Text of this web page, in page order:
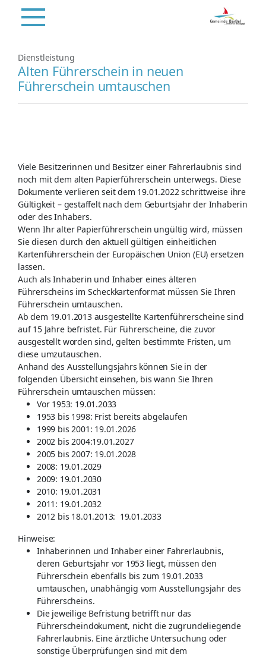
Dienstleistung
Alten Führerschein in neuen
Führerschein umtauschen
Viele Besitzerinnen und Besitzer einer Fahrerlaubnis sind
noch mit dem alten Papierführerschein unterwegs. Diese
Dokumente verlieren seit dem 19.01.2022 schrittweise ihre
Gültigkeit – gestaffelt nach dem Geburtsjahr der Inhaberin
oder des Inhabers.
Wenn Ihr alter Papierführerschein ungültig wird, müssen
Sie diesen durch den aktuell gültigen einheitlichen
Kartenführerschein der Europäischen Union (EU) ersetzen
lassen.
Auch als Inhaberin und Inhaber eines älteren
Führerscheins im Scheckkartenformat müssen Sie Ihren
Führerschein umtauschen.
Ab dem 19.01.2013 ausgestellte Kartenführerscheine sind
auf 15 Jahre befristet. Für Führerscheine, die zuvor
ausgestellt worden sind, gelten bestimmte Fristen, um
diese umzutauschen.
Anhand des Ausstellungsjahrs können Sie in der
folgenden Übersicht einsehen, bis wann Sie Ihren
Führerschein umtauschen müssen:
Vor 1953: 19.01.2033
1953 bis 1998: Frist bereits abgelaufen
1999 bis 2001: 19.01.2026
2002 bis 2004:19.01.2027
2005 bis 2007: 19.01.2028
2008: 19.01.2029
2009: 19.01.2030
2010: 19.01.2031
2011: 19.01.2032
2012 bis 18.01.2013: 19.01.2033
Hinweise:
Inhaberinnen und Inhaber einer Fahrerlaubnis,
deren Geburtsjahr vor 1953 liegt, müssen den
Führerschein ebenfalls bis zum 19.01.2033
umtauschen, unabhängig vom Ausstellungsjahr des
Führerscheins.
Die jeweilige Befristung betrifft nur das
Führerscheindokument, nicht die zugrundeliegende
Fahrerlaubnis. Eine ärztliche Untersuchung oder
sonstige Überprüfungen sind mit dem